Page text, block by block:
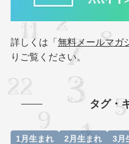
詳しくは「無料メールマガ
りご覧ください。
タグ・
1月生まれ 2月生まれ 3月